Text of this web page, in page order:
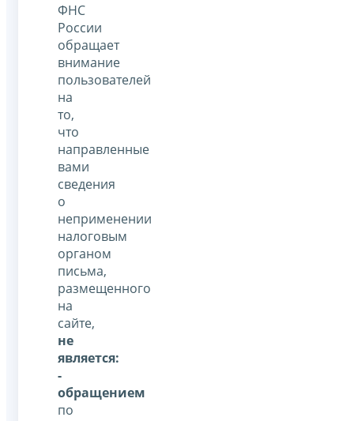
ФНС
России
обращает
внимание
пользователей
на
то,
что
направленные
вами
сведения
о
неприменении
налоговым
органом
письма,
размещенного
на
сайте,
не
является:
-
обращением
по